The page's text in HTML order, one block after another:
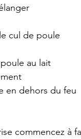
cul de poule
au lait
en dehors du feu
commencez à